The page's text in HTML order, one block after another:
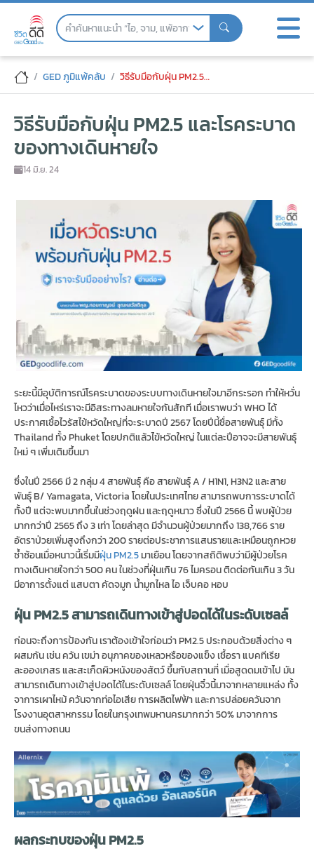
Skip
วิธีรับมือกับฝุ่น PM2.5 และโรคระบาดขอ
GED ภูมิแพ้คลับ วิธีรับมือกับฝุ่น PM2.5 และโรคระบาดของทางเดินหายใจ
วิธีรับมือกับฝุ่น PM2.5 และโรคระบาด
ของทางเดินหายใจ
14 มิ.ย. 24
ระยะนี้มีอุบัติการณ์โรคระบาดของระบบทางเดินหายใจมาอีกระรอก ทำให้หวั่น
ไหวว่าเมื่อไหร่เราจะมีอิสระทางลมหายใจกันสักที เมื่อเราพบว่า WHO ได้
ประกาศเชื้อไวรัสไข้หวัดใหญ่ที่จะระบาดปี 2567 โดยปีนี้ชื่อสายพันธุ์ มีทั้ง
Thailand ทั้ง Phuket โดยปกติแล้วไข้หวัดใหญ่ ในแต่ละปีอาจจะมีสายพันธุ์
ใหม่ ๆ เพิ่มเติมขึ้นมา
ซึ่งในปี 2566 มี 2 กลุ่ม 4 สายพันธุ์ คือ สายพันธุ์ A / H1N1, H3N2 และสาย
พันธุ์ B/ Yamagata, Victoria โดยในประเทศไทย สามารถพบการระบาดได้
ทั้งปี แต่จะพบมากขึ้นในช่วงฤดูฝน และฤดูหนาว ซึ่งในปี 2566 นี้ พบผู้ป่วย
มากกว่าปี 2565 ถึง 3 เท่า โดยล่าสุด มีจำนวนผู้ป่วยมากถึง 138,766 ราย
อัตราป่วยเพิ่มสูงถึงกว่า 200 รายต่อประชาการแสนรายและเหมือนถูกหวย
ซ้ำซ้อนเมื่อหนาวนี้เริ่มมีฝุ่น PM2.5 มาเยือน โดยจากสถิติพบว่ามีผู้ป่วยโรค
ทางเดินหายใจกว่า 500 คน ในช่วงที่ฝุ่นเกิน 76 ไมครอน ติดต่อกันเกิน 3 วัน
มีอาการตั้งแต่ แสบตา คัดจมูก น้ำมูกไหล ไอ เจ็บคอ หอบ
ฝุ่น PM2.5 สามารถเดินทางเข้าสู่ปอดได้ในระดับเซลล์
ก่อนจะถึงการป้องกัน เราต้องเข้าใจก่อนว่า PM2.5 ประกอบด้วยสิ่งต่าง ๆ
ผสมกัน เช่น ควัน เขม่า อนุภาคของเหลวหรือของแข็ง เชื้อรา แบคทีเรีย
ละอองเกสร และสะเก็ดผิวหนังของสัตว์ ขึ้นกับสถานที่ เมื่อสูดดมเข้าไป มัน
สามารถเดินทางเข้าสู่ปอดได้ในระดับเซลล์ โดยฝุ่นจิ๋วนี้มาจากหลายแหล่ง ทั้ง
จาการเผาไหม้ ควันจากท่อไอเสีย การผลิตไฟฟ้า และการปล่อยควันจาก
โรงงานอุตสาหกรรม โดยในกรุงเทพมหานครมากกว่า 50% มาจากการ
ขนส่งทางถนน
ผลกระทบของฝุ่น PM2.5